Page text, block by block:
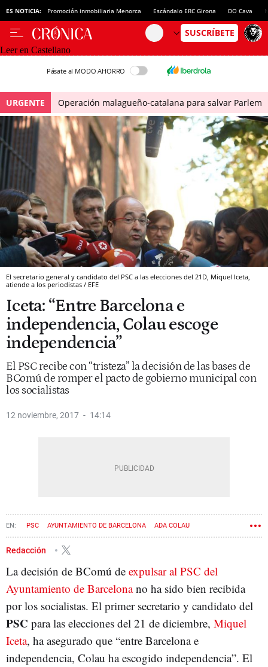
ES NOTICIA: Promoción inmobiliaria Menorca Escándalo ERC Girona DO Cava
Leer en Castellano
Pásate al MODO AHORRO
URGENTE Operación malagueño-catalana para salvar Parlem
El secretario general y candidato del PSC a las elecciones del 21D, Miquel Iceta,
atiende a los periodistas / EFE
Iceta: “Entre Barcelona e
independencia, Colau escoge
independencia”
El PSC recibe con “tristeza” la decisión de las bases de
BComú de romper el pacto de gobierno municipal con
los socialistas
12 noviembre, 2017 14:14
PSC AYUNTAMIENTO DE BARCELONA ADA COLAU
MIQUEL ICETA BARCELONA EN COMÚ
Redacción
La decisión de BComú de expulsar al PSC del
Ayuntamiento de Barcelonano ha sido bien recibida
por los socialistas. El primer secretario y candidato del
PSC para las elecciones del 21 de diciembre, Miquel
Iceta, ha asegurado que “entre Barcelona e
independencia, Colau ha escogido independencia”. El